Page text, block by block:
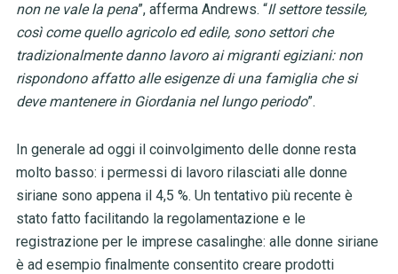
non ne vale la pena”, afferma Andrews. “Il settore tessile,
così come quello agricolo ed edile, sono settori che
tradizionalmente danno lavoro ai migranti egiziani: non
rispondono affatto alle esigenze di una famiglia che si
deve mantenere in Giordania nel lungo periodo”.
In generale ad oggi il coinvolgimento delle donne resta
molto basso: i permessi di lavoro rilasciati alle donne
siriane sono appena il 4,5 %. Un tentativo più recente è
stato fatto facilitando la regolamentazione e le
registrazione per le imprese casalinghe: alle donne siriane
è ad esempio finalmente consentito creare prodotti